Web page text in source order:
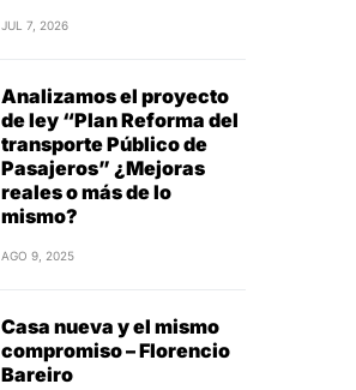
JUL 7, 2026
Analizamos el proyecto
de ley “Plan Reforma del
transporte Público de
Pasajeros” ¿Mejoras
reales o más de lo
mismo?
AGO 9, 2025
Casa nueva y el mismo
compromiso – Florencio
Bareiro